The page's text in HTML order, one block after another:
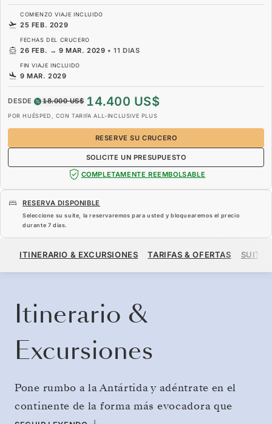
COMIENZO VIAJE INCLUIDO
25 FEB. 2029
FECHAS DEL CRUCERO
26 FEB. → 9 MAR. 2029 •11 DIAS
FIN VIAJE INCLUIDO
9 MAR. 2029
DESDE 18.000 US$ 14.400 US$
POR HUÉSPED, CON TARIFA ALL-INCLUSIVE PLUS
RESERVE SU CRUCERO
SOLICITE UN PRESUPUESTO
COMPLETAMENTE REEMBOLSABLE
RESERVA DISPONIBLE
Seleccione su suite, la reservaremos para usted y bloquearemos el precio
durante 7 dias.
14.400 US$
ITINERARIO & EXCURSIONES TARIFAS & OFERTAS SUITES
Itinerario &
Excursiones
Pone rumbo a la Antártida y adéntrate en el
continente de la forma más evocadora que